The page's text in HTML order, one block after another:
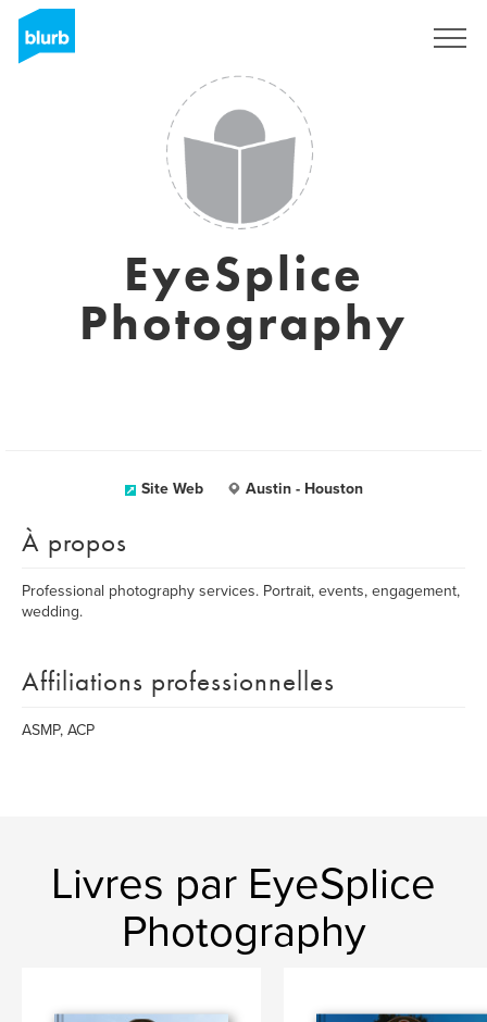
EyeSplice
Photography
Site Web Austin - Houston
À propos
Professional photography services. Portrait, events, engagement,
wedding.
Affiliations professionnelles
ASMP, ACP
Livres par EyeSplice
Photography